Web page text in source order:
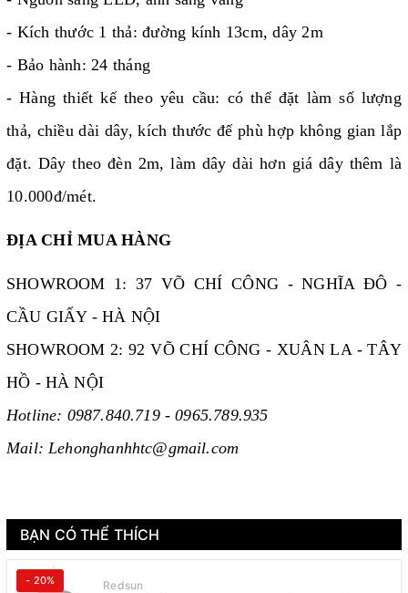
- Kích thước 1 thả: đường kính 13cm, dây 2m
- Bảo hành: 24 tháng
- Hàng thiết kế theo yêu cầu: có thể đặt làm số lượng
thả, chiều dài dây, kích thước đế phù hợp không gian lắp
đặt. Dây theo đèn 2m, làm dây dài hơn giá dây thêm là
10.000đ/mét.
ĐỊA CHỈ MUA HÀNG
SHOWROOM 1: 37 VÕ CHÍ CÔNG - NGHĨA ĐÔ -
CẦU GIẤY - HÀ NỘI
SHOWROOM 2: 92 VÕ CHÍ CÔNG - XUÂN LA - TÂY
HỒ - HÀ NỘI
Hotline: 0987.840.719 - 0965.789.935
Mail: Lehonghanhhtc@gmail.com
BẠN CÓ THỂ THÍCH
- 20% Redsun